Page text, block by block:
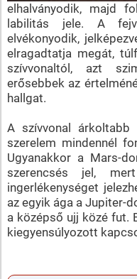
elhalványodik, majd
labilitás jele. A
elvékonyodik,
elragadtatja megát,
szívvonaltól, azt
erősebbek az
hallgat.
A szívvonal árkoltabb
szerelem mindennél
Ugyanakkor a Mars-
szerencsés jel, mert
ingerlékenységet
az egyik ága a Jupiter-
a középső ujj közé fut.
kiegyensúlyozott